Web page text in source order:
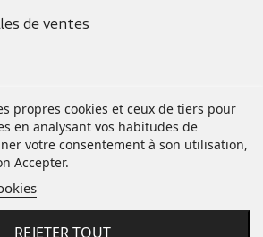
de ventes
propres cookies et ceux de tiers pour
en analysant vos habitudes de
votre consentement à son utilisation,
Accepter.
REJETER TOUT